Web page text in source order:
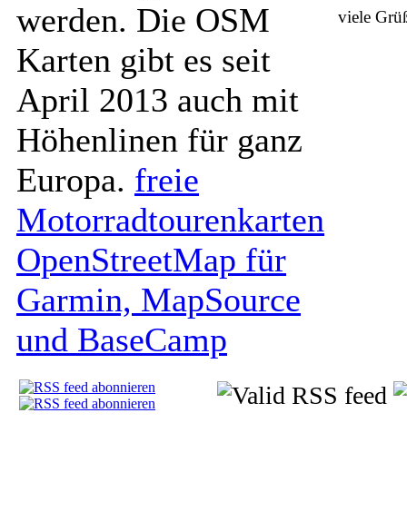
werden. Die OSM
Karten gibt es seit
April 2013 auch mit
Höhenlinen für ganz
Europa. freie
Motorradtourenkarten
OpenStreetMap für
Garmin, MapSource
und BaseCamp
viele